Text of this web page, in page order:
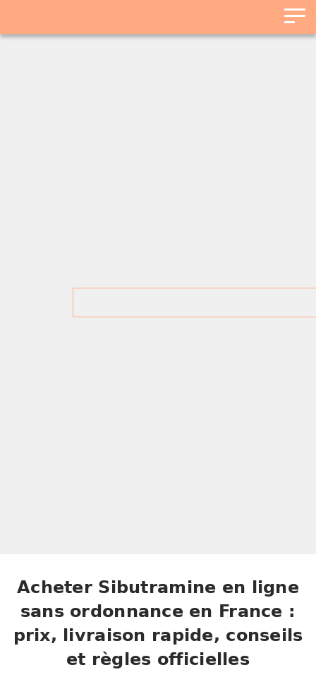
Acheter Sibutramine en ligne
sans ordonnance en France :
prix, livraison rapide, conseils
et règles officielles